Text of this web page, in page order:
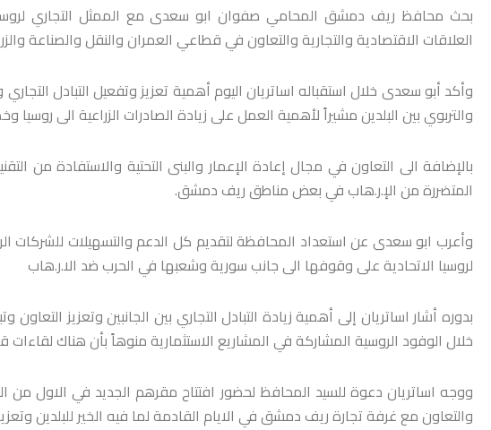
بحث محافظ ريف دمشق المحامي صفوان ابو سعدى مع الممثل التجاري لروسيا
العلاقات الاقتصادية والتجارية والتعاون في قطاعي العمران والنقل والصناعة
وأكد أبو سعدى خلال استقباله اساتريان اليوم أهمية تعزيز وتفعيل التبادل
والتربوي بين البلدين مشيراً لأهمية العمل على زيادة الصادرات الزراعية الى
بالإضافة الى التعاون في مجال إعادة الإعمار والبنى التحتية والاستفادة من
المتضررة من الإ.ر.هاب في بعض مناطق ريف دمشق.
وأعرب ابو سعدى عن استعداد المحافظة لتقديم كل الدعم والتسهيلات للشركات
لروسيا الاتحادية على وقوفها الى جانب سورية وشعبها في الحرب ضد الا.ر.هاب
بدوره أشار اساتريان إلى أهمية زيادة التبادل التجاري بين الجانبين وتعزيز
خلال الوفود الروسية المشاركة في المشاريع الاستثمارية منوهاً بأن هناك
ووجه اساتريان دعوة للسيد المحافظ لحضور افتتاح مقرهم الجديد في الاول من
والتعاون مع غرفة تجارة ريف دمشق في الايام القادمة لما فيه الخير للبلدين